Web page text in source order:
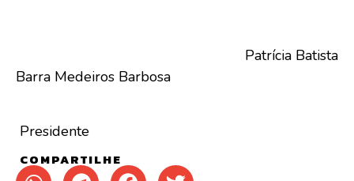
Patrícia Batista
Barra Medeiros Barbosa
Presidente
COMPARTILHE